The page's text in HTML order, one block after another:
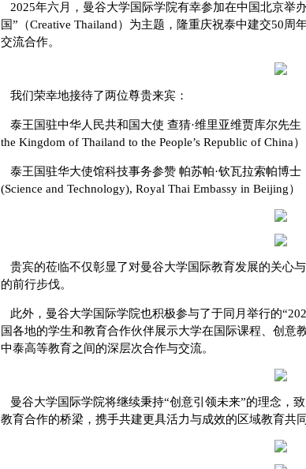
2025年六月，曼谷大学国际学院有幸参加在中国北京举
国”（Creative Thailand）为主题，隆重庆祝泰中建交50
交流合作。
我们荣幸地接待了两位尊贵来宾：
泰王国驻中华人民共和国大使 查猜·维里亚维贾库尔先
the Kingdom of Thailand to the People’s Republic of China）
泰王国驻华大使馆科技事务参赞 帕苏帕·钦瓦拉索帕博士
(Science and Technology), Royal Thai Embassy in Beijing）
贵宾的莅临不仅彰显了对曼谷大学国际教育发展的关心
的前行步伐。
此外，曼谷大学国际学院也积极参与了于同月举行的
国各地的学生和教育合作伙伴展示大学在国际课程、创意
中泰高等教育之间的深层次合作与交流。
曼谷大学国际学院将继续秉持“创意引领未来”的理念，
教育合作的桥梁，携手共建更具活力与成效的区域教育共同